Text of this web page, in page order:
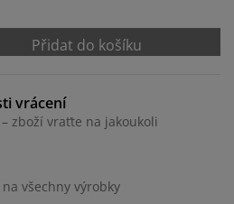
Přidat do košíku
vrácení
zboží vraťte na jakoukoli
všechny výrobky